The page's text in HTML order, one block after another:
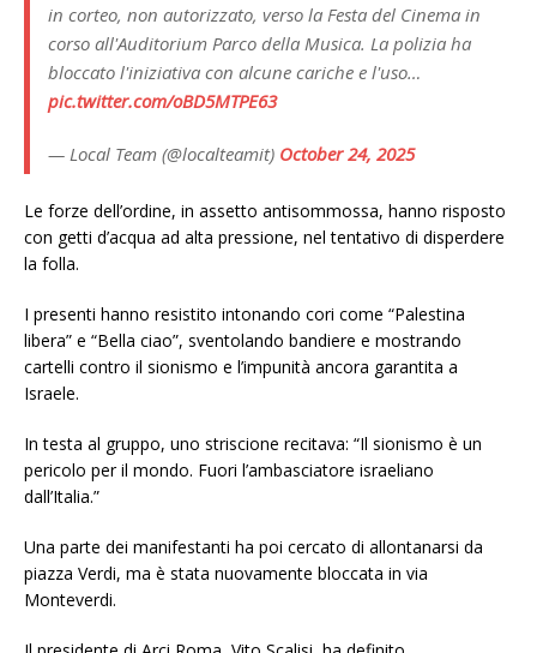
in corteo, non autorizzato, verso la Festa del Cinema in
corso all'Auditorium Parco della Musica. La polizia ha
bloccato l'iniziativa con alcune cariche e l'uso…
pic.twitter.com/oBD5MTPE63
— Local Team (@localteamit) October 24, 2025
Le forze dell’ordine, in assetto antisommossa, hanno risposto
con getti d’acqua ad alta pressione, nel tentativo di disperdere
la folla.
I presenti hanno resistito intonando cori come “Palestina
libera” e “Bella ciao”, sventolando bandiere e mostrando
cartelli contro il sionismo e l’impunità ancora garantita a
Israele.
In testa al gruppo, uno striscione recitava: “Il sionismo è un
pericolo per il mondo. Fuori l’ambasciatore israeliano
dall’Italia.”
Una parte dei manifestanti ha poi cercato di allontanarsi da
piazza Verdi, ma è stata nuovamente bloccata in via
Monteverdi.